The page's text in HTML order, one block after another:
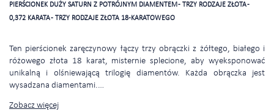
PIERŚCIONEK DUŻY SATURN Z POTRÓJNYM DIAMENTEM - TRZY RODZAJE ZŁOTA -
0,372 KARATA - TRZY RODZAJE ZŁOTA 18-KARATOWEGO
Ten pierścionek zaręczynowy łączy trzy obrączki z żółtego, białego i
różowego złota 18 karat, misternie splecione, aby wyeksponować
unikalną i olśniewającą trilogię diamentów. Każda obrączka jest
wysadzana diamentami.…
Zobacz więcej